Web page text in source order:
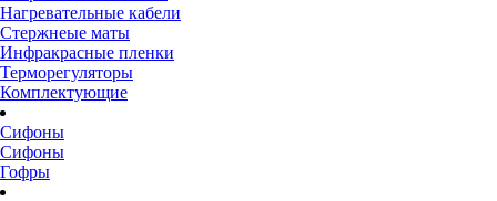
Нагревательные кабели
Стержнеые маты
Инфракрасные пленки
Терморегуляторы
Комплектующие
Сифоны
Сифоны
Гофры